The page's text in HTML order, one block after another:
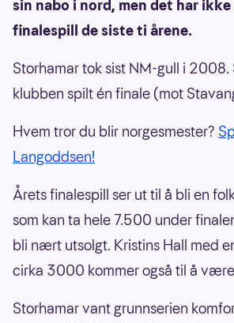
sin nabo i nord, men det har
finalespill de siste ti årene.
Storhamar tok sist NM-gull i 2008.
klubben spilt én finale (mot
Hvem tror du blir norgesmester?
Langoddsen!
Årets finalespill ser ut til å bli en
som kan ta hele 7.500 under
bli nært utsolgt. Kristins Hall med
cirka 3000 kommer også til å
Storhamar vant grunnserien